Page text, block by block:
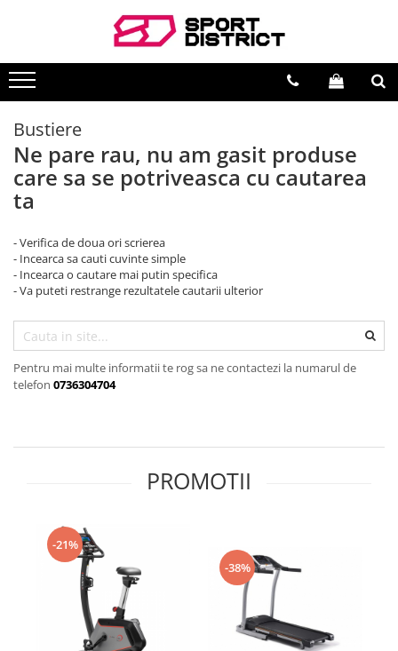
Biciclete de oras
Biciclete copii
Biciclete de dama
Biciclete pliabile
Biciclete de sosea
Biciclete electrice
Longboard electric
Skateboard electric
Role electrice
Triciclete electrice
Hoverboard
Biciclete electrice
Bustiere
Ne pare rau, nu am gasit produse
care sa se potriveasca cu cautarea
ta
- Verifica de doua ori scrierea
- Incearca sa cauti cuvinte simple
- Incearca o cautare mai putin specifica
- Va puteti restrange rezultatele cautarii ulterior
Pentru mai multe informatii te rog sa ne contactezi la numarul de
telefon 0736304704
PROMOTII
-21%
-38%